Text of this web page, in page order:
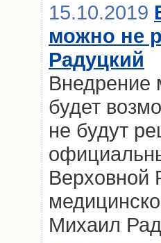
15.10.2019
можно не
Радуцкий
Внедрение
будет
не будут
Верховной
Михаил